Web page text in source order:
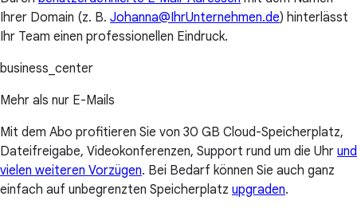
Ihrer Domain (z. B. Johanna@IhrUnternehmen.de) hinterlässt
Ihr Team einen professionellen Eindruck.
business_center
Mehr als nur E-Mails
Mit dem Abo profitieren Sie von 30 GB Cloud-Speicherplatz,
Dateifreigabe, Videokonferenzen, Support rund um die Uhr und
vielen weiteren Vorzügen. Bei Bedarf können Sie auch ganz
einfach auf unbegrenzten Speicherplatz upgraden.